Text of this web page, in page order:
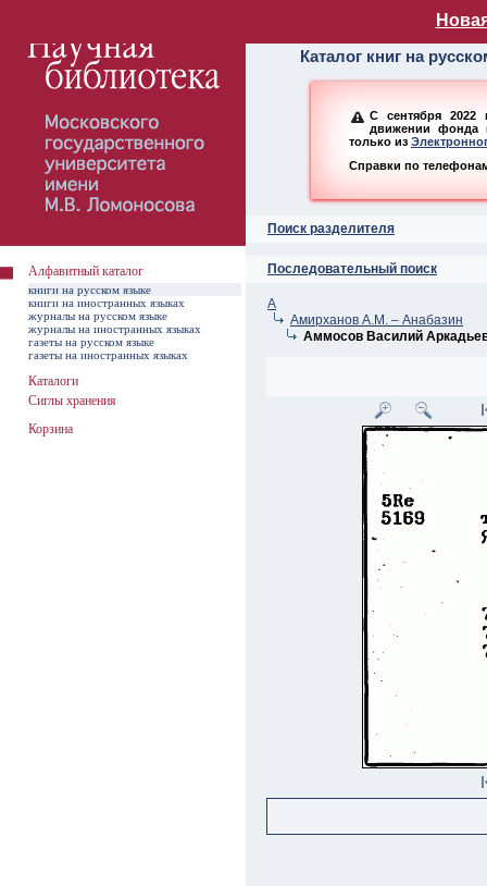
Алфавитный
Каталог книг на
С сентября 2022
движении фонда
только из
Справки по
Поиск разделителя
Последовательный поиск
А
Амирханов А.М. – Анабазин
Аммосов Василий
Алфавитный каталог
книги на русском языке
книги на иностранных языках
журналы на русском языке
журналы на иностранных языках
газеты на русском языке
газеты на иностранных языках
Каталоги
Сиглы хранения
Корзина